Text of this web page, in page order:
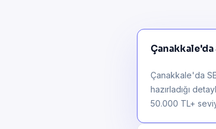
Çanakkale'da
Çanakkale'da
hazırladığı
50.000 TL+